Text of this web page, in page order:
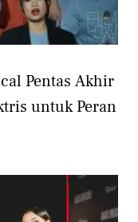
Pentas Akhir
untuk Peran